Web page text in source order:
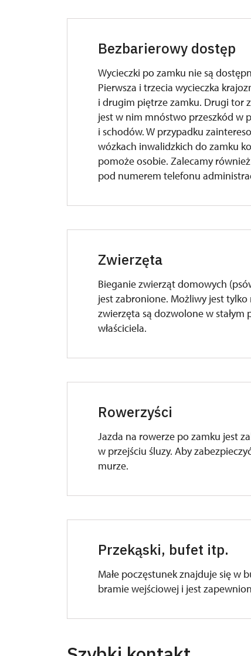
Bezbarierowy dostęp
Wycieczki po zamku nie są
Pierwsza i trzecia wycieczka
i drugim piętrze zamku. Drugi tor
jest w nim mnóstwo przeszkód w
i schodów. W przypadku
wózkach inwalidzkich do zamku
pomoże osobie. Zalecamy
pod numerem telefonu
Zwierzęta
Bieganie zwierząt domowych
jest zabronione. Możliwy jest
zwierzęta są dozwolone w stałym
właściciela.
Rowerzyści
Jazda na rowerze po zamku jest
w przejściu śluzy. Aby
murze.
Przekąski, bufet itp.
Małe poczęstunek znajduje się w
bramie wejściowej i jest